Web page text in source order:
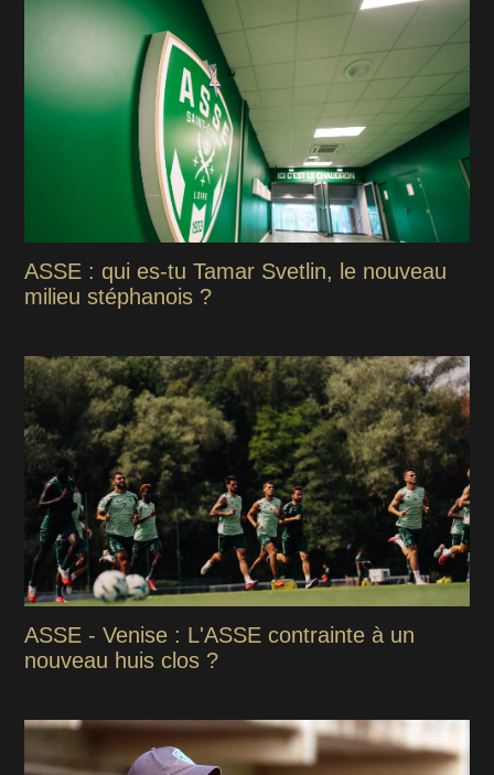
ASSE : qui es-tu Tamar Svetlin, le nouveau
milieu stéphanois ?
ASSE - Venise : L'ASSE contrainte à un
nouveau huis clos ?